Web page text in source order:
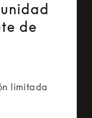
de
limitada